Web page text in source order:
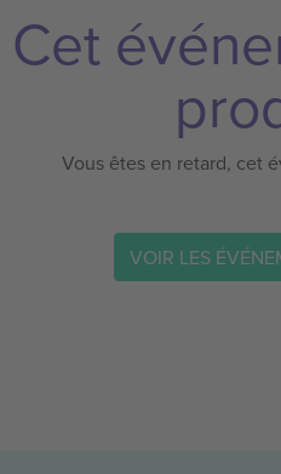
Cet
Vous êtes en retard, cet
VOIR LES